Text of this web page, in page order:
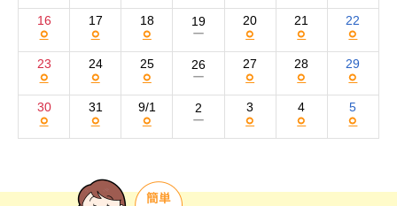
16
○
17
○
18
○
19
ー
20
○
21
○
22
○
23
○
24
○
25
○
26
ー
27
○
28
○
29
○
30
○
31
○
9/1
○
2
ー
3
○
4
○
5
○
ンです。
物件情報は、当社サイトだけでなくSUUMOやat homeな
どの大手不動産ポータルサイトに掲載して買い手を集め
ています。
の不動産会社」を目指し、地元に根差した営業を続けて